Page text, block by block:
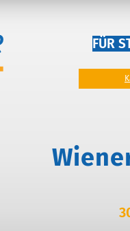
FÜR